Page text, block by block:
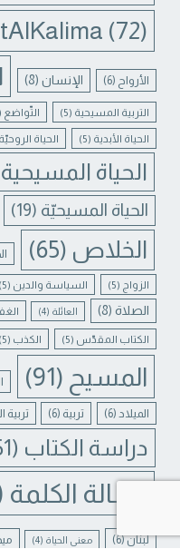
(72)
الأرواح (6) الإنسان(8)
التربية المسيحية (5) التّواضع
الحياة الأبدية (5) الحياة الروحيّة
الحياة المسيحية
الحياة المسيحيّة (19)
الخلاص (65)
الزواج (5) السياسة والدين (5)
الصلاة (8) العائلة (4)
الكتاب المقدّس (5) الكذب (5)
المسيح (91)
الميلاد (6) تربية (6) تربية
دراسة الكتاب (51)
رسالة الكلمة
لبنان(6) معنى الحياة (4)